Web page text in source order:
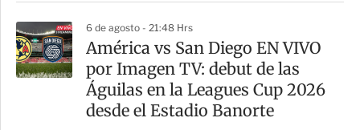
6 de agosto - 21:48 Hrs
América vs San Diego EN VIVO
por Imagen TV: debut de las
Águilas en la Leagues Cup 2026
desde el Estadio Banorte